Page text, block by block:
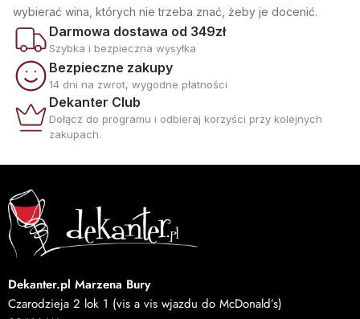
wybierać wina, których nie trzeba znać, żeby je docenić.
Darmowa dostawa od 349zł
Szybka i bezpieczna wysyłka
Bezpieczne zakupy
14 dni na zwrot, wygodne płatności
Dekanter Club
Dołącz do programu i odbieraj korzyści przy kolejnych
zakupach.
Dekanter.pl Marzena Bury
Czarodzieja 2 lok 1 (vis a vis wjazdu do McDonald’s)